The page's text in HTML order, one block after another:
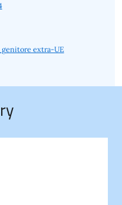
extra-UE